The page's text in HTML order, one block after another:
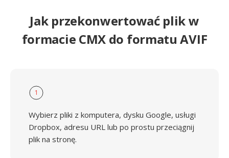
Jak przekonwertować plik w
formacie CMX do formatu AVIF
1
Wybierz pliki z komputera, dysku Google, usługi
Dropbox, adresu URL lub po prostu przeciągnij
plik na stronę.